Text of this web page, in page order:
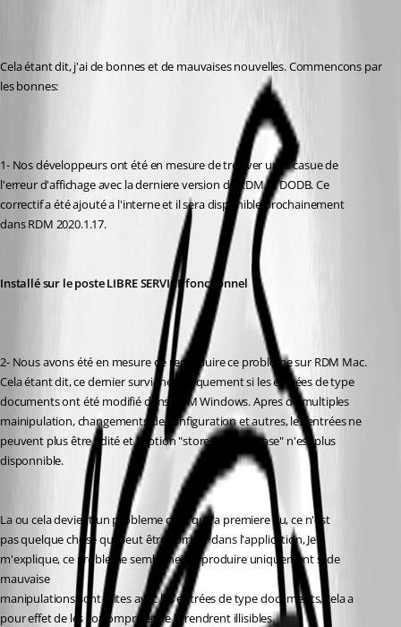
Cela étant dit, j'ai de bonnes et de mauvaises nouvelles. Commencons par
les bonnes:
1- Nos développeurs ont été en mesure de trouver un la casue de
l'erreur d'affichage avec la derniere version de RDM et DODB. Ce
correctif a été ajouté a l'interne et il sera disponible prochainement
dans RDM 2020.1.17.
Installé sur le poste LIBRE SERVICE fonctionnel
2- Nous avons été en mesure de reproduire ce probleme sur RDM Mac.
Cela étant dit, ce dernier survienet uniquement si les entrées de type
documents ont été modifié dans RDM Windows. Apres de multiples
mainipulation, changements de configuration et autres, les entrées ne
peuvent plus être édité et l'option "stored in database" n'est plus
disponnible.
La ou cela devient un probleme c'est que a premiere vu, ce n'est
pas quelque chose qui peut être corriger dans l'application, Je
m'explique, ce probleme semblenet se produire uniquement si de
mauvaise
manipulations sont faites avec les entrées de type documents, cela a
pour effet de les corrompre et de le rendrent illisibles.